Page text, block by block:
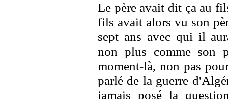
Le père avait dit ça au
fils avait alors vu son
sept ans avec qui il
non plus comme son
moment-là, non pas
parlé de la guerre
jamais posé la